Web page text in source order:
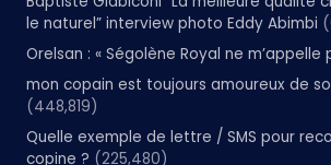
le naturel” interview photo Eddy Abimbi
Orelsan : « Ségolène Royal ne m’appelle
mon copain est toujours amoureux de
(448,819)
Quelle exemple de lettre / SMS pour
copine ? (225,480)